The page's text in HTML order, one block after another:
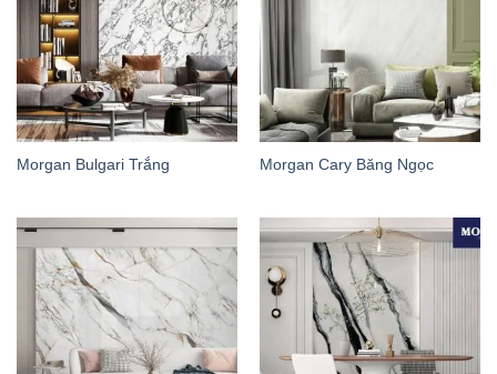
Morgan Bulgari Trắng Morgan Cary Băng Ngọc